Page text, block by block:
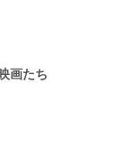
画たち